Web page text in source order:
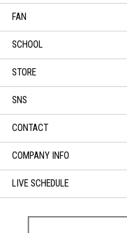
FAN
SCHOOL
STORE
SNS
CONTACT
COMPANY INFO
LIVE SCHEDULE